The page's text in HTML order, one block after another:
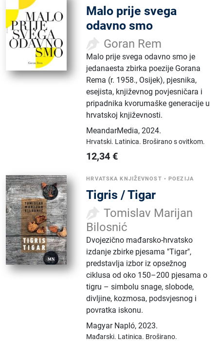
Malo prije svega
odavno smo
Goran Rem
Malo prije svega odavno smo je
jedanaesta zbirka poezije Gorana
Rema (r. 1958., Osijek), pjesnika,
esejista, književnog povjesničara i
pripadnika kvorumaške generacije u
hrvatskoj književnosti.
MeandarMedia,2024.
Hrvatski. Latinica. Broširano s ovitkom.
12,34 €
HRVATSKA KNJIŽEVNOST •POEZIJA
Tigris / Tigar
Tomislav Marijan
Bilosnić
Dvojezično mađarsko-hrvatsko
izdanje zbirke pjesama "Tigar",
predstavlja izbor iz opsežnog
ciklusa od oko 150–200 pjesama o
tigru – simbolu snage, slobode,
divljine, kozmosa, podsvjesnog i
povratka iskonu.
Magyar Napló,2023.
Mađarski. Latinica. Broširano.